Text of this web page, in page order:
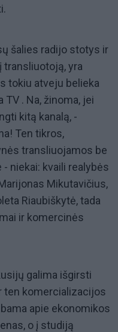
šalies radijo stotys ir
yra
tokiu atveju belieka
. Na, žinoma, jei
kitą kanalą, -
Ten tikros,
transliuojamos be
niekai: kvaili realybės
Mikutavičius,
Riaubiškytė, tada
ir komercinės
galima išgirsti
ten komercializacijos
apie ekonomikos
o į studiją